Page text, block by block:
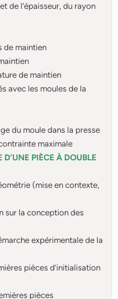
de l’épaisseur, du rayon
de maintien
de maintien
avec les moules de la
du moule dans la presse
maximale
PIÈCE À DOUBLE
(mise en contexte,
sur la conception des
expérimentale de la
pièces d’initialisation
pièces